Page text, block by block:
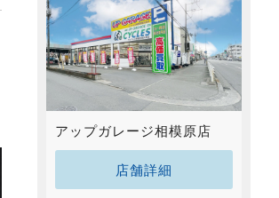
アップガレージ相模原店
店舗詳細